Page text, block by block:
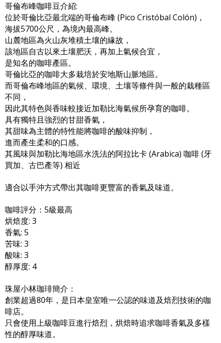
哥倫布峰咖啡豆介紹:
位於哥倫比亞最北端的哥倫布峰 (Pico Cristóbal Colón)，
海拔5700公尺，為境內最高峰。
山麓地區為火山灰堆積土壤的緣故，
該地區自古以來土壤肥沃，再加上氣候合宜，
是知名的咖啡產區。
哥倫比亞的咖啡大多栽培於安地斯山脈地區。
而哥倫布峰地區的氣候、環境、土壤等條件與一般的栽種區
不同，
因此其特色與香味較接近加勒比海氣候所孕育的咖啡。
具有獨特且強烈的甘甜香氣，
其甜味為主體的特性能將咖啡的酸味抑制，
進而產生柔和的口感。
其風味與加勒比海地區水洗法的阿拉比卡 (Arabica) 咖啡 (牙
買加、古巴產等) 相近
適合以手沖方式帶出其咖啡更豐富的香氣及味道。
咖啡評分：5級最高
烘焙度: 3
香氣: 5
苦味: 3
酸味: 3
醇厚度: 4
珠屋小林珈琲簡介：
創業超過80年，是日本皇室唯一公認的味道及焙烈技術的咖
啡店。
只會使用上級咖啡豆進行焙烈，烘焙時追求咖啡香氣及多樣
性的醇厚味道。